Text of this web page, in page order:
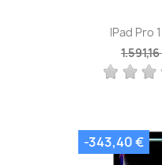
IPad Pro
-343,40 €